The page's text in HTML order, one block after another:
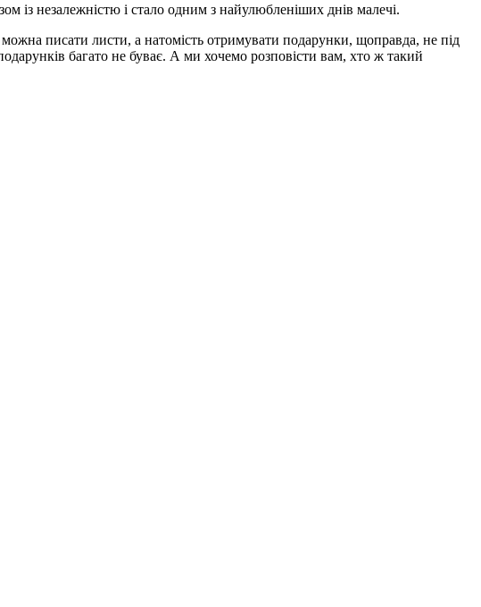
із незалежністю і стало одним з найулюбленіших днів малечі.
писати листи, а натомість отримувати подарунки, щоправда, не під
багато не буває. А ми хочемо розповісти вам, хто ж такий